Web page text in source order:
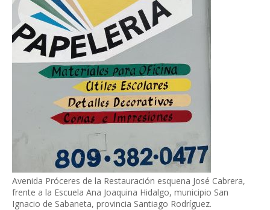
Avenida Próceres de la Restauración esquena José Cabrera,
frente a la Escuela Ana Joaquina Hidalgo, municipio San
Ignacio de Sabaneta, provincia Santiago Rodríguez.